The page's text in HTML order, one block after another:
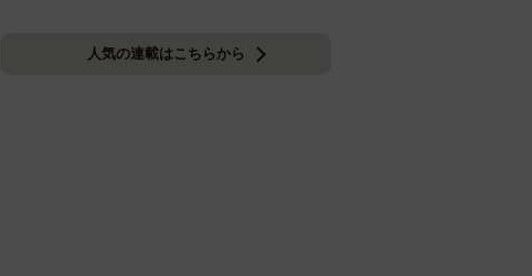
人気の連載はこちらから